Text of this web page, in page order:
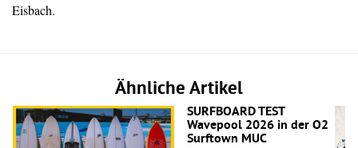
Eisbach.
Ähnliche Artikel
SURFBOARD TEST
Wavepool 2026 in der O2
Surftown MUC